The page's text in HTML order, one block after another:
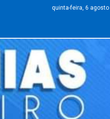
quinta-feira, 6 agosto